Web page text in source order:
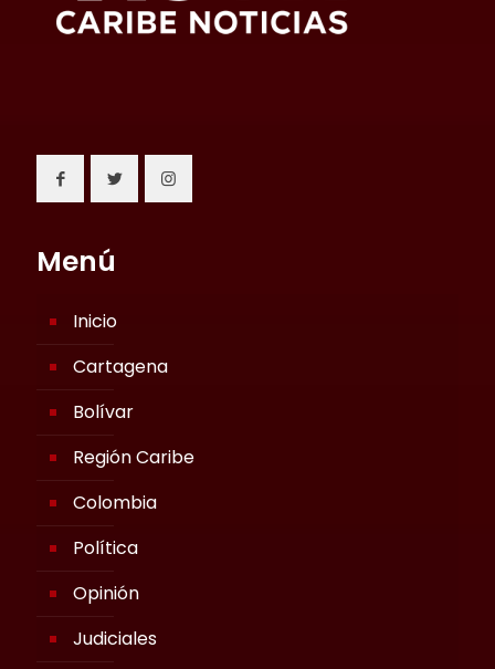
Menú
Inicio
Cartagena
Bolívar
Región Caribe
Colombia
Política
Opinión
Judiciales